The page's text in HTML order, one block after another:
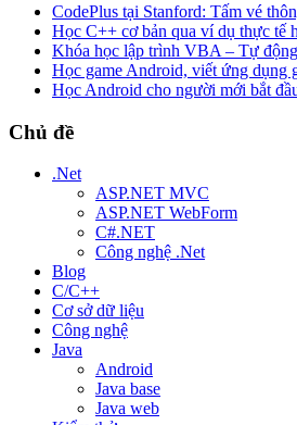
CodePlus tại Stanford: Tấm vé
Học C++ cơ bản qua ví dụ thực tế
Khóa học lập trình VBA – Tự
Học game Android, viết ứng dụng
Học Android cho người mới bắt
Chủ đề
.Net
ASP.NET MVC
ASP.NET WebForm
C#.NET
Công nghệ .Net
Blog
C/C++
Cơ sở dữ liệu
Công nghệ
Java
Android
Java base
Java web